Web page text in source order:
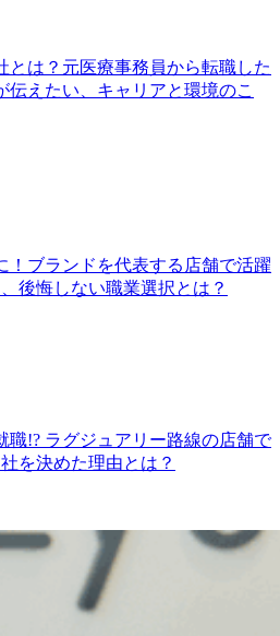
とは？元医療事務員から転職した
伝えたい、キャリアと環境のこ
！ブランドを代表する店舗で活躍
後悔しない職業選択とは？
職!? ラグジュアリー路線の店舗で
を決めた理由とは？